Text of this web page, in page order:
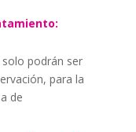
podrán ser
para la
de